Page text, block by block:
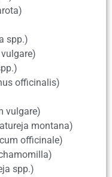
spp.)
officinalis)
vulgare)
montana)
officinale)
spp.)